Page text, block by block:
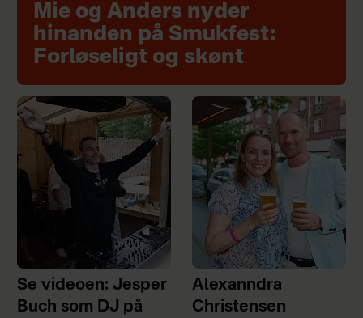
Mie og Anders nyder
hinanden på Smukfest:
Forløseligt og skønt
Se videoen: Jesper
Buch som DJ på
Alexanndra
Christensen